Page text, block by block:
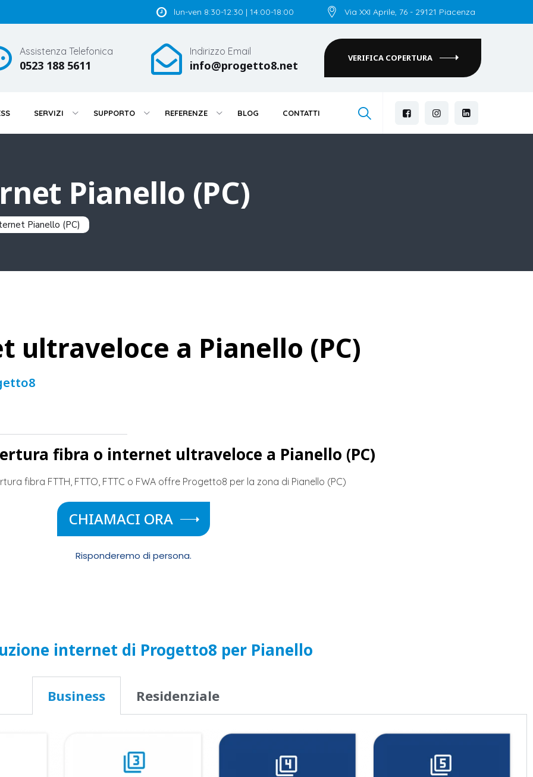
lun-ven 8:30-12:30 | 14:00-18:00 Via XXI Aprile, 76 - 29121 Piacenza
Assistenza Telefonica
0523 188 5611
Indirizzo Email
info@progetto8.net
VERIFICA COPERTURA
SERVIZI SUPPORTO REFERENZE BLOG CONTATTI
Pianello (PC)
Pianello (PC)
ultraveloce a Pianello (PC)
fibra o internet ultraveloce a Pianello (PC)
fibra FTTH, FTTO, FTTC o FWA offre Progetto8 per la zona di Pianello (PC)
CHIAMACI ORA
Risponderemo di persona.
internet di Progetto8 per Pianello
Business Residenziale